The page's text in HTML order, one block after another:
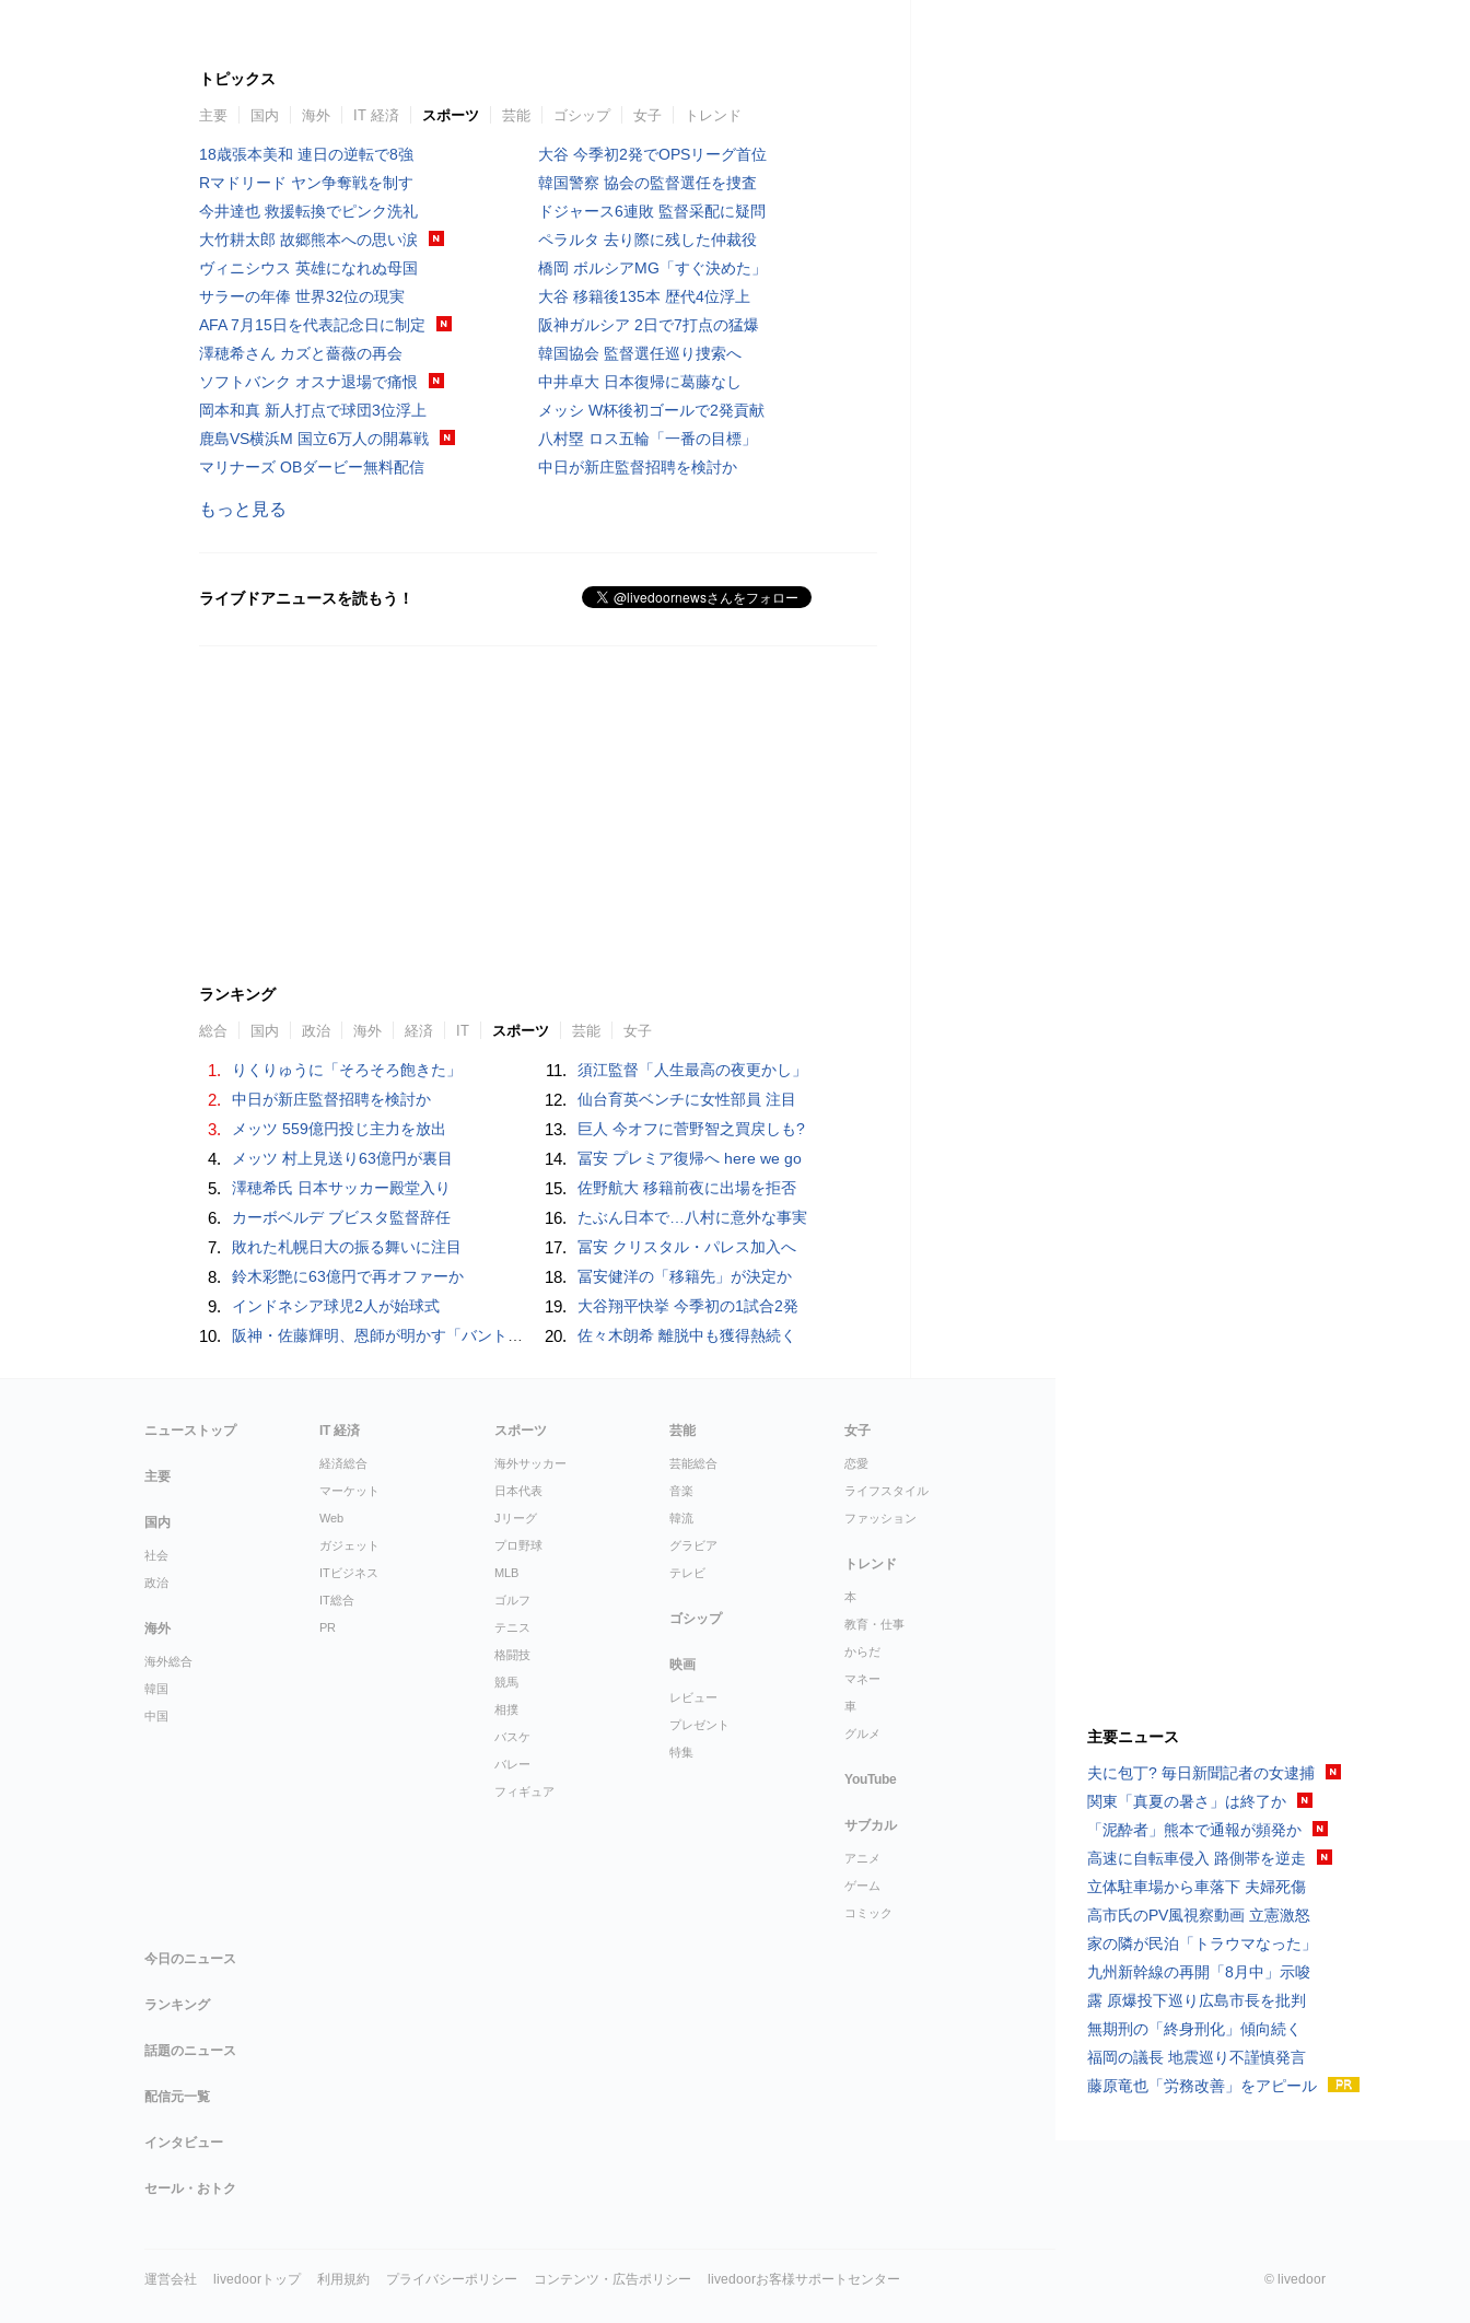
トピックス
主要 国内 海外 IT 経済 スポーツ 芸能 ゴシップ 女子 トレンド
18歳張本美和 連日の逆転で8強
Rマドリード ヤン争奪戦を制す
今井達也 救援転換でピンク洗礼
大竹耕太郎 故郷熊本への思い涙
ヴィニシウス 英雄になれぬ母国
サラーの年俸 世界32位の現実
AFA 7月15日を代表記念日に制定
澤穂希さん カズと薔薇の再会
ソフトバンク オスナ退場で痛恨
岡本和真 新人打点で球団3位浮上
鹿島VS横浜M 国立6万人の開幕戦
マリナーズ OBダービー無料配信
大谷 今季初2発でOPSリーグ首位
韓国警察 協会の監督選任を捜査
ドジャース6連敗 監督采配に疑問
ペラルタ 去り際に残した仲裁役
橋岡 ボルシアMG「すぐ決めた」
大谷 移籍後135本 歴代4位浮上
阪神ガルシア 2日で7打点の猛爆
韓国協会 監督選任巡り捜索へ
中井卓大 日本復帰に葛藤なし
メッシ W杯後初ゴールで2発貢献
八村塁 ロス五輪「一番の目標」
中日が新庄監督招聘を検討か
もっと見る
ライブドアニュースを読もう！
ランキング
総合 国内 政治 海外 経済 IT スポーツ 芸能 女子
1. りくりゅうに「そろそろ飽きた」
2. 中日が新庄監督招聘を検討か
3. メッツ 559億円投じ主力を放出
4. メッツ 村上見送り63億円が裏目
5. 澤穂希氏 日本サッカー殿堂入り
6. カーボベルデ ブビスタ監督辞任
7. 敗れた札幌日大の振る舞いに注目
8. 鈴木彩艶に63億円で再オファーか
9. インドネシア球児2人が始球式
10. 阪神・佐藤輝明、恩師が明かす「バント拒否でホームラン」の“やんちゃ坊主”時代
11. 須江監督「人生最高の夜更かし」
12. 仙台育英ベンチに女性部員 注目
13. 巨人 今オフに菅野智之買戻しも?
14. 冨安 プレミア復帰へ here we go
15. 佐野航大 移籍前夜に出場を拒否
16. たぶん日本で…八村に意外な事実
17. 冨安 クリスタル・パレス加入へ
18. 冨安健洋の「移籍先」が決定か
19. 大谷翔平快挙 今季初の1試合2発
20. 佐々木朗希 離脱中も獲得熱続く
主要ニュース
夫に包丁? 毎日新聞記者の女逮捕
関東「真夏の暑さ」は終了か
「泥酔者」熊本で通報が頻発か
高速に自転車侵入 路側帯を逆走
立体駐車場から車落下 夫婦死傷
高市氏のPV風視察動画 立憲激怒
家の隣が民泊「トラウマなった」
九州新幹線の再開「8月中」示唆
露 原爆投下巡り広島市長を批判
無期刑の「終身刑化」傾向続く
福岡の議長 地震巡り不謹慎発言
藤原竜也「労務改善」をアピール
ニューストップ
主要
国内
社会
政治
海外
海外総合
韓国
中国
IT 経済
経済総合
マーケット
Web
ガジェット
ITビジネス
IT総合
PR
スポーツ
海外サッカー
日本代表
Jリーグ
プロ野球
MLB
ゴルフ
テニス
格闘技
競馬
相撲
バスケ
バレー
フィギュア
芸能
芸能総合
音楽
韓流
グラビア
テレビ
ゴシップ
映画
レビュー
プレゼント
特集
女子
恋愛
ライフスタイル
ファッション
トレンド
本
教育・仕事
からだ
マネー
車
グルメ
YouTube
サブカル
アニメ
ゲーム
コミック
今日のニュース
ランキング
話題のニュース
配信元一覧
インタビュー
セール・おトク
運営会社 livedoorトップ 利用規約 プライバシーポリシー コンテンツ・広告ポリシー livedoorお客様サポートセンター © livedoor